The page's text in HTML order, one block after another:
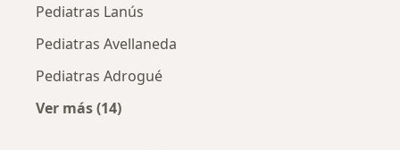
Pediatras Lanús
Pediatras Avellaneda
Pediatras Adrogué
Ver más (14)